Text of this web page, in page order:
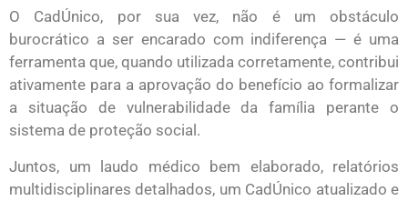
O CadÚnico, por sua vez, não é um obstáculo
burocrático a ser encarado com indiferença — é uma
ferramenta que, quando utilizada corretamente, contribui
ativamente para a aprovação do benefício ao formalizar
a situação de vulnerabilidade da família perante o
sistema de proteção social.
Juntos, um laudo médico bem elaborado, relatórios
multidisciplinares detalhados, um CadÚnico atualizado e